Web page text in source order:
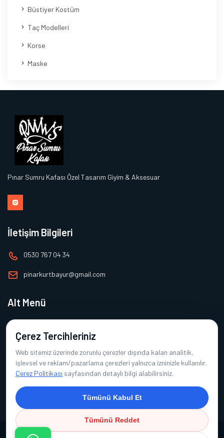
Büstiyer Kostüm
Taç Modelleri
Korse
Maske
Pınar Sumru Kafası Özel Tasarım Giyim & Aksesuar
İletişim Bilgileri
0530 767 04 34
pinarkurtbayur@gmail.com
Alt Menü
Ana Sayfa
Hakkımızda
Ürünlerimiz
Referanslarımız
İletişim
Çerez Tercihleriniz
Web sitemiz üzerinde zorunlu çerezler dışında kalan analitik,
işlevsel ve reklam/pazarlama çerezleri yalnızca izninizle kullanılır.
Çerez Politikası sayfasından detaylı bilgi alabilirsiniz.
Tümünü Kabul Et
Tümünü Reddet